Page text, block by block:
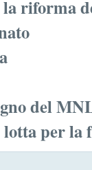
riforma
del
per la